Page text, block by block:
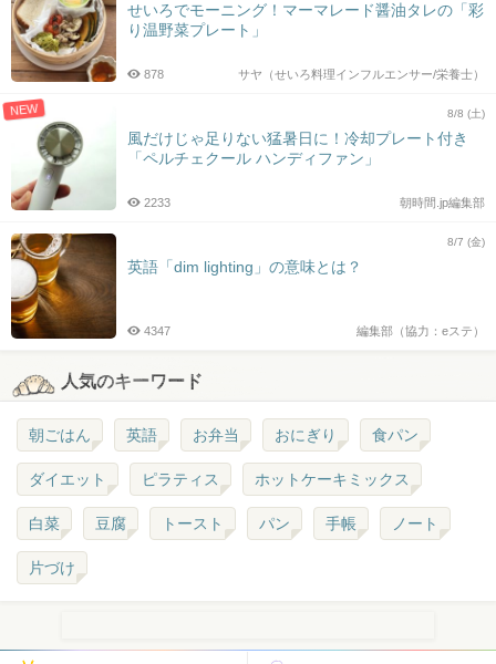
せいろでモーニング！マーマレード醤油タレの「彩
り温野菜プレート」
サヤ（せいろ料理インフルエンサー/栄養士）
878
NEW 8/8 (土)
風だけじゃ足りない猛暑日に！冷却プレート付き
「ペルチェクール ハンディファン」
朝時間.jp編集部
2233
8/7 (金)
英語「dim lighting」の意味とは？
編集部（協力：eステ）
4347
人気のキーワード
朝ごはん 英語 お弁当 おにぎり 食パン
ダイエット ピラティス ホットケーキミックス
白菜 豆腐 トースト パン 手帳 ノート
片づけ